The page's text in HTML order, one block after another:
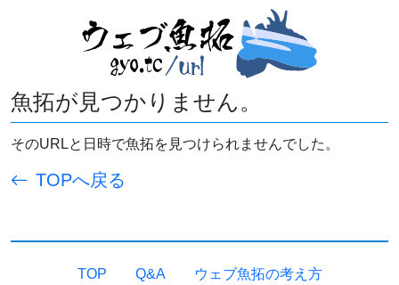
魚拓が見つかりません。
そのURLと日時で魚拓を見つけられませんでした。
TOPへ戻る
TOP Q&A ウェブ魚拓の考え方